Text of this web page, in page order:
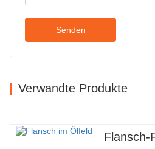
Senden
Verwandte Produkte